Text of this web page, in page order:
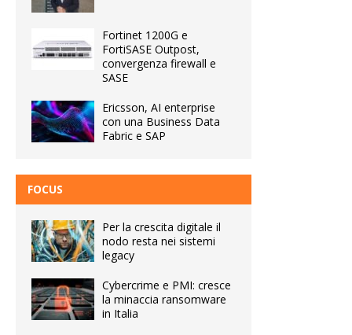
Fortinet 1200G e
FortiSASE Outpost,
convergenza firewall e
SASE
Ericsson, AI enterprise
con una Business Data
Fabric e SAP
FOCUS
Per la crescita digitale il
nodo resta nei sistemi
legacy
Cybercrime e PMI: cresce
la minaccia ransomware
in Italia